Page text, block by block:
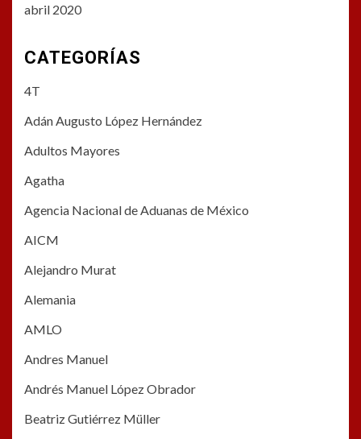
abril 2020
CATEGORÍAS
4T
Adán Augusto López Hernández
Adultos Mayores
Agatha
Agencia Nacional de Aduanas de México
AICM
Alejandro Murat
Alemania
AMLO
Andres Manuel
Andrés Manuel López Obrador
Beatriz Gutiérrez Müller